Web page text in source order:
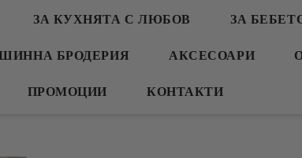
ЗА КУХНЯТА С ЛЮБОВ ЗА
БРОДЕРИЯ АКСЕСОАРИ
ПРОМОЦИИ КОНТАКТИ